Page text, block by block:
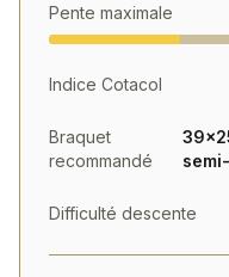
Pente maximale
Indice Cotacol
Braquet
recommandé
Difficulté descente